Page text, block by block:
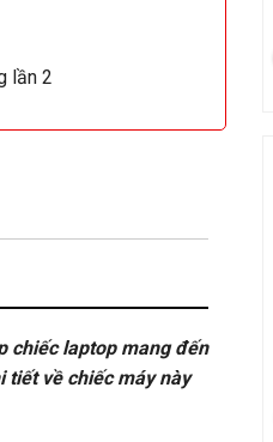
lần 2
chiếc laptop mang đến
tiết về chiếc máy này